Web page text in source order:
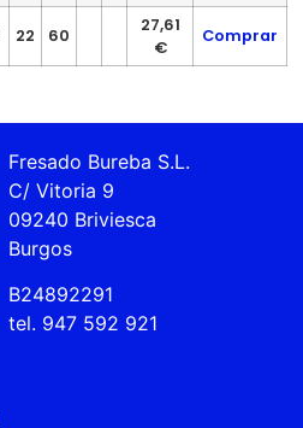
22 60
27,61
€
Comprar
Fresado Bureba S.L.
C/ Vitoria 9
09240 Briviesca
Burgos
B24892291
tel. 947 592 921